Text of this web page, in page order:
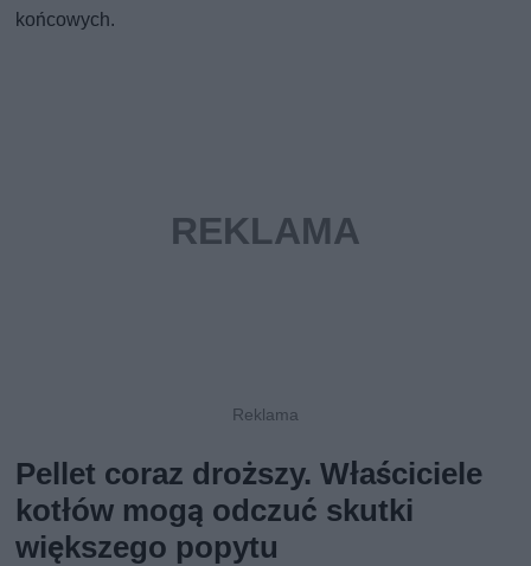
końcowych.
Pellet coraz droższy. Właściciele
kotłów mogą odczuć skutki
większego popytu